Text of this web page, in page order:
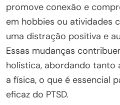
promove conexão e
em hobbies ou atividades
uma distração positiva e
Essas mudanças
holística, abordando tanto
a física, o que é essencial
eficaz do PTSD.